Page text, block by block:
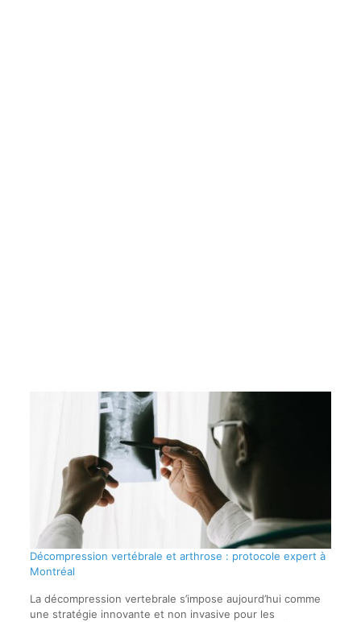
Décompression vertébrale et arthrose : protocole expert à
Montréal
La décompression vertebrale s’impose aujourd’hui comme
une stratégie innovante et non invasive pour les